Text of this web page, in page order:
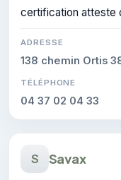
certification atteste
ADRESSE
138 chemin Ortis
TÉLÉPHONE
04 37 02 04 33
S Savax